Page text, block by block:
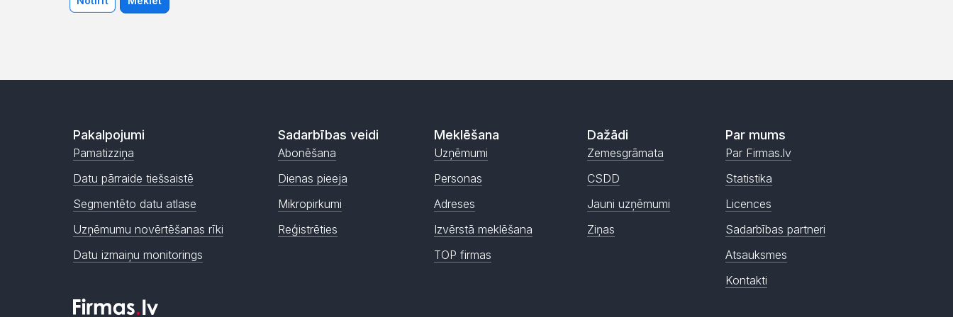
Pakalpojumi
Pamatizziņa
Datu pārraide tiešsaistē
Segmentēto datu atlase
Uzņēmumu novērtēšanas rīki
Datu izmaiņu monitorings
Sadarbības veidi
Abonēšana
Dienas pieeja
Mikropirkumi
Reģistrēties
Meklēšana
Uzņēmumi
Personas
Adreses
Izvērstā meklēšana
TOP firmas
Dažādi
Zemesgrāmata
CSDD
Jauni uzņēmumi
Ziņas
Par mums
Par Firmas.lv
Statistika
Licences
Sadarbības partneri
Atsauksmes
Kontakti